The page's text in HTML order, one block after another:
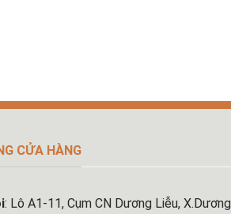
CỬA HÀNG
: Lô A1-11, Cụm CN Dương Liễu, X.Dương